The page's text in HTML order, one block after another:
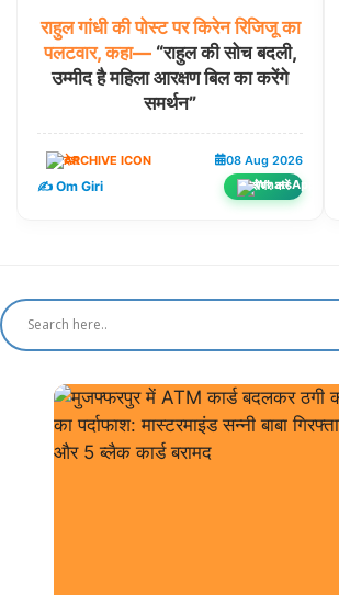
राहुल गांधी की पोस्ट पर किरेन रिजिजू का
पलटवार, कहा—“राहुल की सोच बदली,
उम्मीद है महिला आरक्षण बिल का करेंगे
समर्थन”
देश 08 Aug 2026
✍️ Om Giri शेयर करें